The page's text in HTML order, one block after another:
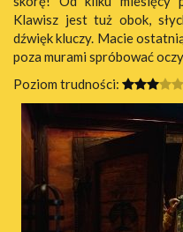
Klawisz jest tuż obok,
dźwięk kluczy. Macie
poza murami spróbować
Poziom trudności: